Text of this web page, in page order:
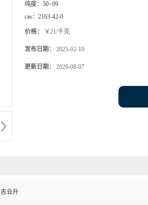
纯度： 50~99
cas： 2163-42-0
价格： ￥21/千克
发布日期： 2025-02-10
更新日期： 2026-08-07
吉业升